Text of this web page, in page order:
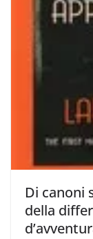
Di canoni
della